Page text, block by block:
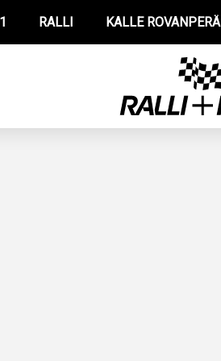
RALLI KALLE ROVANPERÄ